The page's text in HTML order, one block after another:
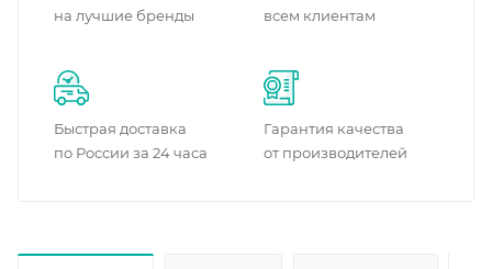
на лучшие бренды
всем клиентам
Быстрая доставка
по России за 24 часа
Гарантия качества
от производителей